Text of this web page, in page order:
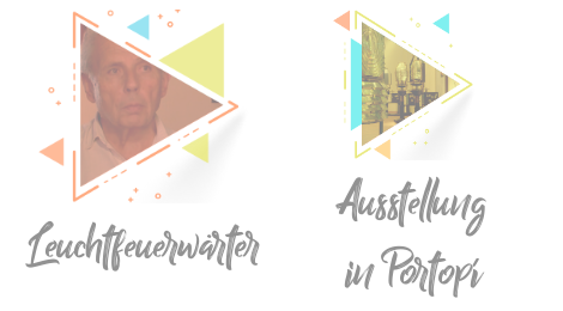
Leuchtfeuerwärter
Ausstellung
in Portopí